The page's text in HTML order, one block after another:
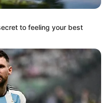
to feeling your best